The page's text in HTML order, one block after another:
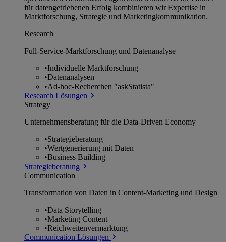
für datengetriebenen Erfolg kombinieren wir Expertise in
Marktforschung, Strategie und Marketingkommunikation.
Research
Full-Service-Marktforschung und Datenanalyse
•Individuelle Marktforschung
•Datenanalysen
•Ad-hoc-Recherchen "askStatista"
Research Lösungen
Strategy
Unternehmens­beratung für die Data-Driven Economy
•Strategieberatung
•Wertgenerierung mit Daten
•Business Building
Strategieberatung
Communication
Transformation von Daten in Content-Marketing und Design
•Data Storytelling
•Marketing Content
•Reichweitenvermarktung
Communication Lösungen